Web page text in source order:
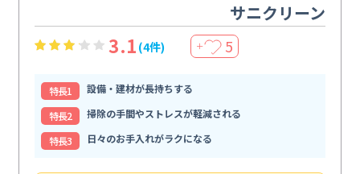
サニクリーン
3.1 (4件) ＋ 5
特⻑1
設備・建材が長持ちする
特⻑2
掃除の手間やストレスが軽減される
特⻑3
日々のお手入れがラクになる